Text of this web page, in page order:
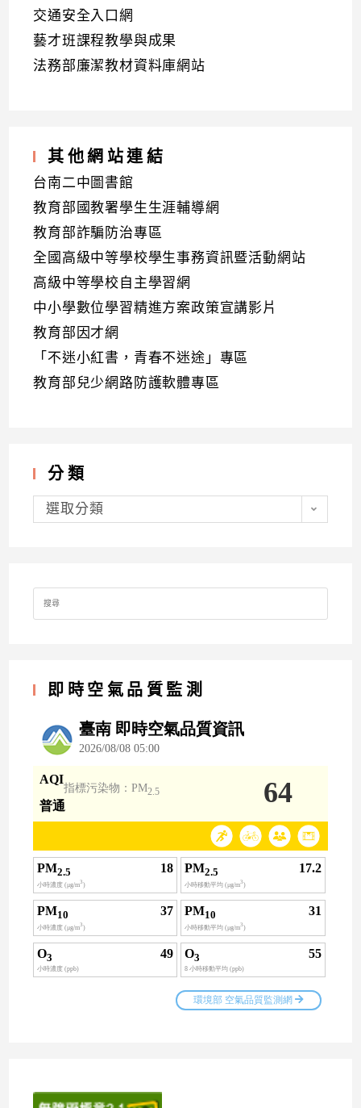
交通安全入口網
藝才班課程教學與成果
法務部廉潔教材資料庫網站
其他網站連結
台南二中圖書館
教育部國教署學生生涯輔導網
教育部詐騙防治專區
全國高級中等學校學生事務資訊暨活動網站
高級中等學校自主學習網
中小學數位學習精進方案政策宣講影片
教育部因才網
「不迷小紅書，青春不迷途」專區
教育部兒少網路防護軟體專區
分類
分
類選取分類
Search
for:
即時空氣品質監測